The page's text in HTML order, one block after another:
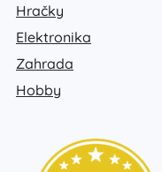
Hračky
Elektronika
Zahrada
Hobby